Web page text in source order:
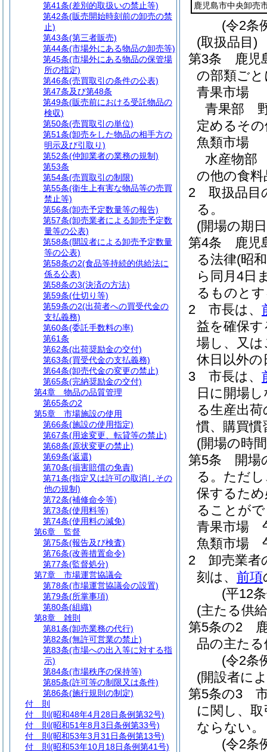
鹿児島市中央卸売
(令2条
(取扱品目)
第3条
鹿児
の部類ご
青果市場
青果部
定めるそ
魚類市場
水産物部
の他の食料
2
取扱品目
る。
(開場の期
第4条
鹿児
る法律(昭
ら同月4日
るものと
2
市長は、
益を確保
場し、又
休日以外
3
市長は、
日に開場
る生産出
慣、購買
(開場の時
第5条
開場
る。 ただ
保するた
ることが
青果市場
魚類市場
2
卸売業者
刻は、 前項
(平12
(主たる供
第5条の2
品の主た
(令2条
(開設者に
第5条の3
に関し、
ならない。
(令2条
第41条(差別的取扱いの禁止等)
第42条(販売開始時刻前の卸売の禁
止)
第43条(第三者販売)
第44条(市場外にある物品の卸売等)
第45条(市場外にある物品の保管場
所の指定)
第46条(売買取引の条件の公表)
第47条及び第48条
第49条(販売前における受託物品の
検収)
第50条(売買取引の単位)
第51条(卸売をした物品の相手方の
明示及び引取り)
第52条(仲卸業者の業務の規制)
第53条
第54条(売買取引の制限)
第55条(衛生上有害な物品等の売買
禁止等)
第56条(卸売予定数量等の報告)
第57条(卸売業者による卸売予定数
量等の公表)
第58条(開設者による卸売予定数量
等の公表)
第58条の2(食品等持続的供給法に
係る公表)
第58条の3(決済の方法)
第59条(仕切り等)
第59条の2(出荷者への買受代金の
支払義務)
第60条(委託手数料の率)
第61条
第62条(出荷奨励金の交付)
第63条(買受代金の支払義務)
第64条(卸売代金の変更の禁止)
第65条(完納奨励金の交付)
第4章
物品の品質管理
第65条の2
第5章
市場施設の使用
第66条(施設の使用指定)
第67条(用途変更、転貸等の禁止)
第68条(原状変更の禁止)
第69条(返還)
第70条(損害賠償の免責)
第71条(指定又は許可の取消しその
他の規制)
第72条(補修命令等)
第73条(使用料等)
第74条(使用料の減免)
第6章
監督
第75条(報告及び検査)
第76条(改善措置命令)
第77条(監督処分)
第7章
市場運営協議会
第78条(市場運営協議会の設置)
第79条(所掌事項)
第80条(組織)
第8章
雑則
第81条(卸売業務の代行)
第82条(無許可営業の禁止)
第83条(市場への出入等に対する指
示)
第84条(市場秩序の保持等)
第85条(許可等の制限又は条件)
第86条(施行規則の制定)
付 則
付 則 (昭和48年4月28日条例第32号)
付 則 (昭和51年8月3日条例第33号)
付 則 (昭和53年3月31日条例第13号)
付 則 (昭和53年10月18日条例第41号)